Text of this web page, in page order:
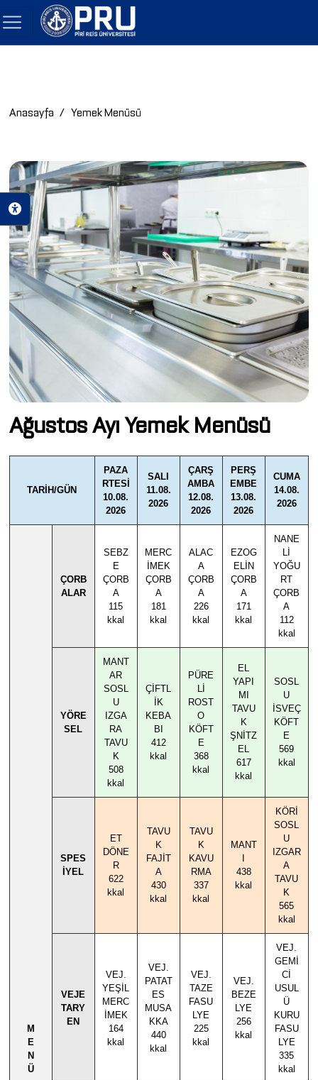
Anasayfa Yemek Menüsü
Ağustos Ayı Yemek Menüsü
TARİH/GÜN
PAZA
RTESİ
10.08.
2026
SALI
11.08.
2026
ÇARŞ
AMBA
12.08.
2026
PERŞ
EMBE
13.08.
2026
CUMA
14.08.
2026
M
E
N
Ü
ÇORB
ALAR
SEBZ
E
ÇORB
A
115
kkal
MERC
İMEK
ÇORB
A
181
kkal
ALAC
A
ÇORB
A
226
kkal
EZOG
ELİN
ÇORB
A
171
kkal
NANE
Lİ
YOĞU
RT
ÇORB
A
112
kkal
YÖRE
SEL
MANT
AR
SOSL
U
IZGA
RA
TAVU
K
508
kkal
ÇİFTL
İK
KEBA
BI
412
kkal
PÜRE
Lİ
ROST
O
KÖFT
E
368
kkal
EL
YAPI
MI
TAVU
K
ŞNİTZ
EL
617
kkal
SOSL
U
İSVEÇ
KÖFT
E
569
kkal
SPES
İYEL
ET
DÖNE
R
622
kkal
TAVU
K
FAJİT
A
430
kkal
TAVU
K
KAVU
RMA
337
kkal
MANT
438
kkal
KÖRİ
SOSL
U
IZGAR
A
TAVU
K
565
kkal
VEJE
TARY
EN
VEJ.
YEŞİL
MERC
İMEK
164
kkal
VEJ.
PATAT
ES
MUSA
KKA
440
kkal
VEJ.
TAZE
FASU
LYE
225
kkal
VEJ.
BEZE
LYE
256
kkal
VEJ.
GEMİ
Cİ
USUL
Ü
KURU
FASU
LYE
335
kkal